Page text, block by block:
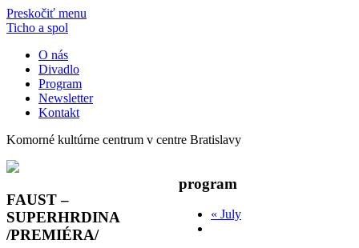
Preskočiť menu
Ticho a spol
O nás
Divadlo
Program
Newsletter
Kontakt
Komorné kultúrne centrum v centre Bratislavy
program
« July
FAUST –
SUPERHRDINA
/PREMIÉRA/